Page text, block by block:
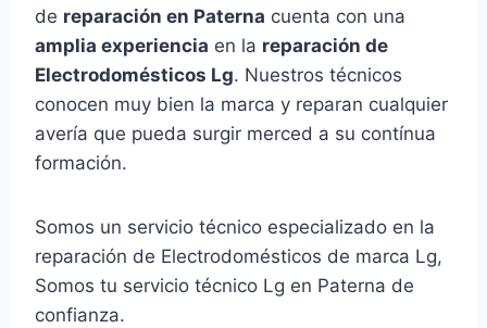
de reparación en Paterna cuenta con una
amplia experiencia en la reparación de
Electrodomésticos Lg. Nuestros técnicos
conocen muy bien la marca y reparan cualquier
avería que pueda surgir merced a su contínua
formación.
Somos un servicio técnico especializado en la
reparación de Electrodomésticos de marca Lg,
Somos tu servicio técnico Lg en Paterna de
confianza.